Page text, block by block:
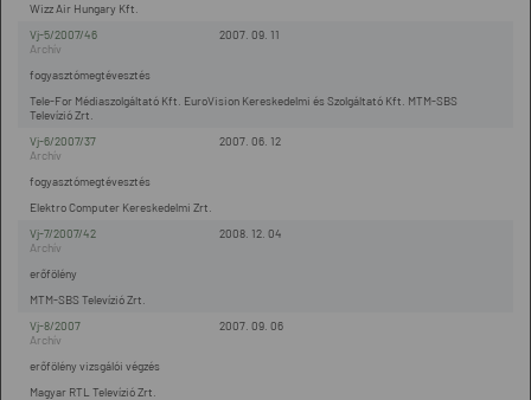
Wizz Air Hungary Kft.
2007. 09. 11
Vj-5/2007/46
Tele-For Médiaszolgáltató Kft. EuroVision Kereskedelmi és Szolgáltató Kft. MTM-SBS
Televízió Zrt.
fogyasztómegtévesztés
2007. 06. 12
Vj-6/2007/37
Elektro Computer Kereskedelmi Zrt.
fogyasztómegtévesztés
2008. 12. 04
Vj-7/2007/42
MTM-SBS Televízió Zrt.
erőfölény
2007. 09. 06
Vj-8/2007
Magyar RTL Televízió Zrt.
erőfölény vizsgálói végzés